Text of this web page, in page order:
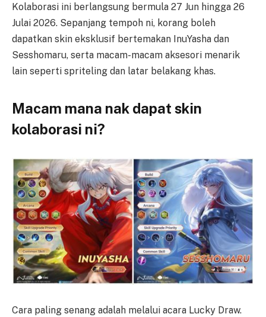
Kolaborasi ini berlangsung bermula 27 Jun hingga 26
Julai 2026. Sepanjang tempoh ni, korang boleh
dapatkan skin eksklusif bertemakan InuYasha dan
Sesshomaru, serta macam-macam aksesori menarik
lain seperti spriteling dan latar belakang khas.
Macam mana nak dapat skin
kolaborasi ni?
Cara paling senang adalah melalui acara Lucky Draw.